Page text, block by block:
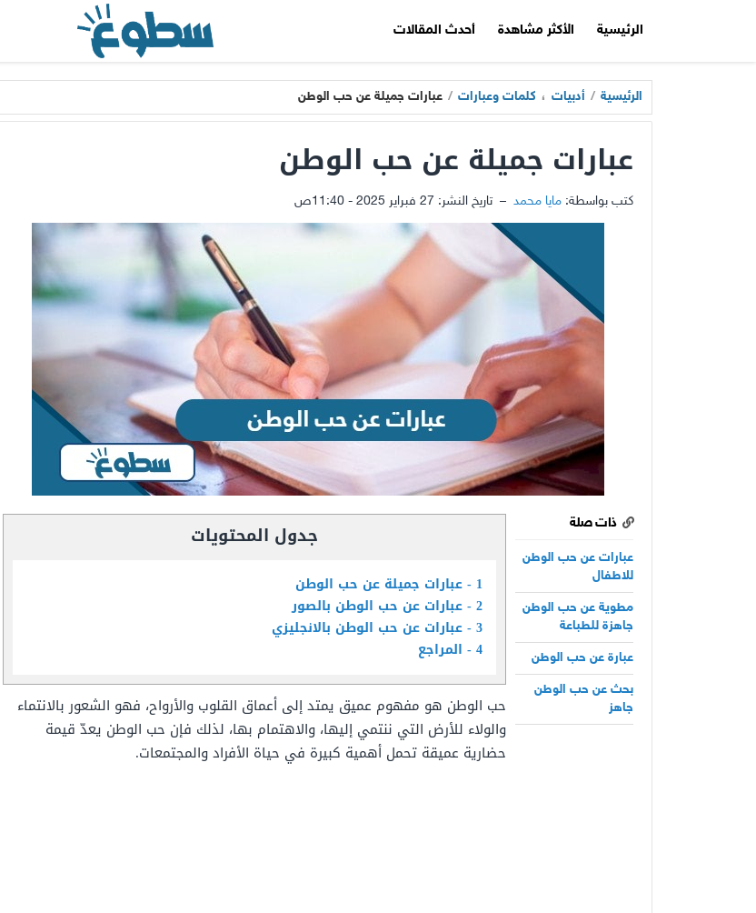
الرئيسية الأكثر مشاهدة أحدث المقالات
الرئيسية / أدبيات ، كلمات وعبارات / عبارات جميلة عن حب الوطن
عبارات جميلة عن حب الوطن
كتب بواسطة: مايا محمد – تاريخ النشر: 27 فبراير 2025 - 11:40ص
ذات صلة
عبارات عن حب الوطن
للاطفال
مطوية عن حب الوطن
جاهزة للطباعة
عبارة عن حب الوطن
بحث عن حب الوطن
جاهز
جدول المحتويات
1 عبارات جميلة عن حب الوطن
2 عبارات عن حب الوطن بالصور
3 عبارات عن حب الوطن بالانجليزي
4 المراجع
حب الوطن هو مفهوم عميق يمتد إلى أعماق القلوب والأرواح، فهو الشعور بالانتماء
والولاء للأرض التي ننتمي إليها، والاهتمام بها، لذلك فإن حب الوطن يعدّ قيمة
حضارية عميقة تحمل أهمية كبيرة في حياة الأفراد والمجتمعات.